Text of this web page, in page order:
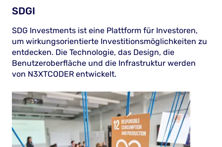
SDGI
SDG Investments ist eine Plattform für Investoren,
um wirkungsorientierte Investitionsmöglichkeiten zu
entdecken. Die Technologie, das Design, die
Benutzeroberfläche und die Infrastruktur werden
von N3XTCODER entwickelt.